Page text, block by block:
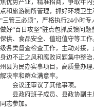
焦优势产业，精准招商，争取年
点和旅游厕所管理，抓好环境卫
“三管三必须”，严格执行24小时
做好“百日攻坚”驻点包抓反馈问
保供、食品安全、值班值守等工
级各类督查检查工作，主动对接
身边不正之风和腐败问题集中整
州县为民办实事项目，高质量办
解决率和群众满意率。
会议还审议了其他事项。
县政府班子成员、县政协副
同志参加。